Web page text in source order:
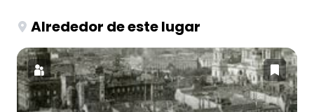
Alrededor de este lugar